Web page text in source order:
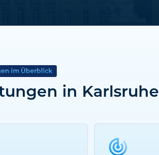
im Überblick
in Karlsruhe